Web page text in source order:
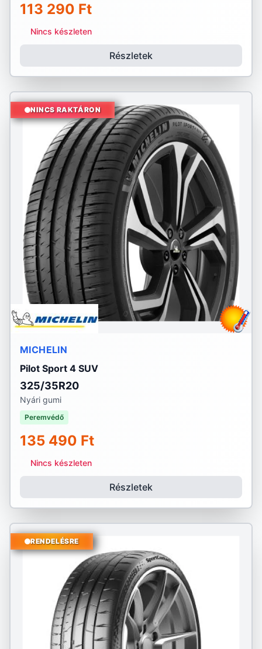
113 290 Ft
Nincs készleten
Részletek
NINCS RAKTÁRON
MICHELIN
Pilot Sport 4 SUV
325/35R20
Nyári gumi
Peremvédő
135 490 Ft
Nincs készleten
Részletek
RENDELÉSRE